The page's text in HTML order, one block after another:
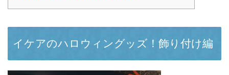
イケアのハロウィングッズ！飾り付け編